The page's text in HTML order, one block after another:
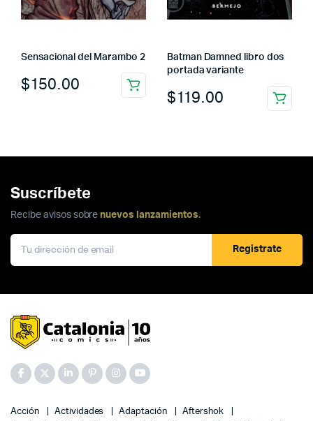
Sensacional del Marambo 2
$150.00
Batman Damned libro dos
portada variante
$119.00
Suscríbete
Recibe avisos sobre nuevos lanzamientos.
Registrate
Acción Actividades Adaptación
Aftershok